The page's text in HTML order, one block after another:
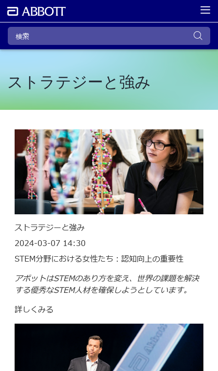
ストラテジーと強み
ストラテジーと強み
2024-03-07 14:30
STEM分野における女性たち：認知向上の重要性
アボットはSTEMのあり方を変え、世界の課題を解決
する優秀なSTEM人材を確保しようとしています。
詳しくみる